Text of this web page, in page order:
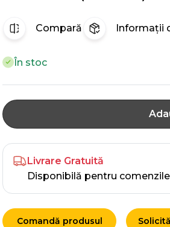
Compară Informații
În stoc
Livrare Gratuită
Disponibilă pentru
Comandă produsul